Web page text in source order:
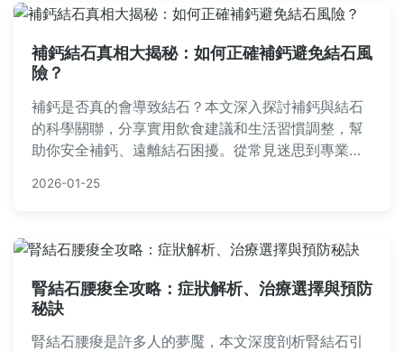
補鈣結石真相大揭秘：如何正確補鈣避免結石風
險？
補鈣是否真的會導致結石？本文深入探討補鈣與結石
的科學關聯，分享實用飲食建議和生活習慣調整，幫
助你安全補鈣、遠離結石困擾。從常見迷思到專業見
2026-01-25
腎結石腰痠全攻略：症狀解析、治療選擇與預防
秘訣
腎結石腰痠是許多人的夢魘，本文深度剖析腎結石引